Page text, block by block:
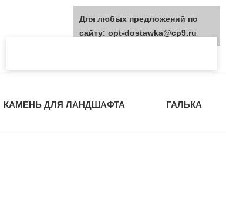
КАМЕНЬ ДЛЯ ЛАНДШАФТА ГАЛЬКА
Для любых предложений по
сайту: opt-dostawka@cp9.ru